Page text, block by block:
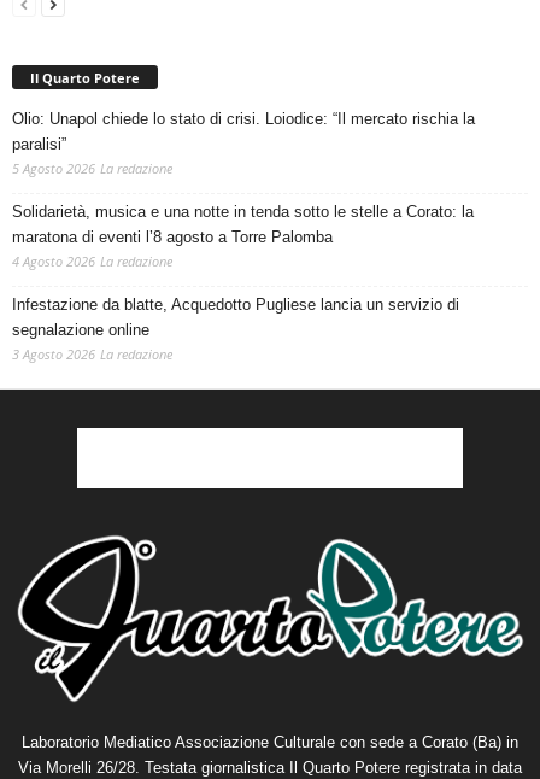
Il Quarto Potere
Olio: Unapol chiede lo stato di crisi. Loiodice: “Il mercato rischia la
paralisi”
5 Agosto 2026 La redazione
Solidarietà, musica e una notte in tenda sotto le stelle a Corato: la
maratona di eventi l’8 agosto a Torre Palomba
4 Agosto 2026 La redazione
Infestazione da blatte, Acquedotto Pugliese lancia un servizio di
segnalazione online
3 Agosto 2026 La redazione
Laboratorio Mediatico Associazione Culturale con sede a Corato (Ba) in
Via Morelli 26/28. Testata giornalistica Il Quarto Potere registrata in data